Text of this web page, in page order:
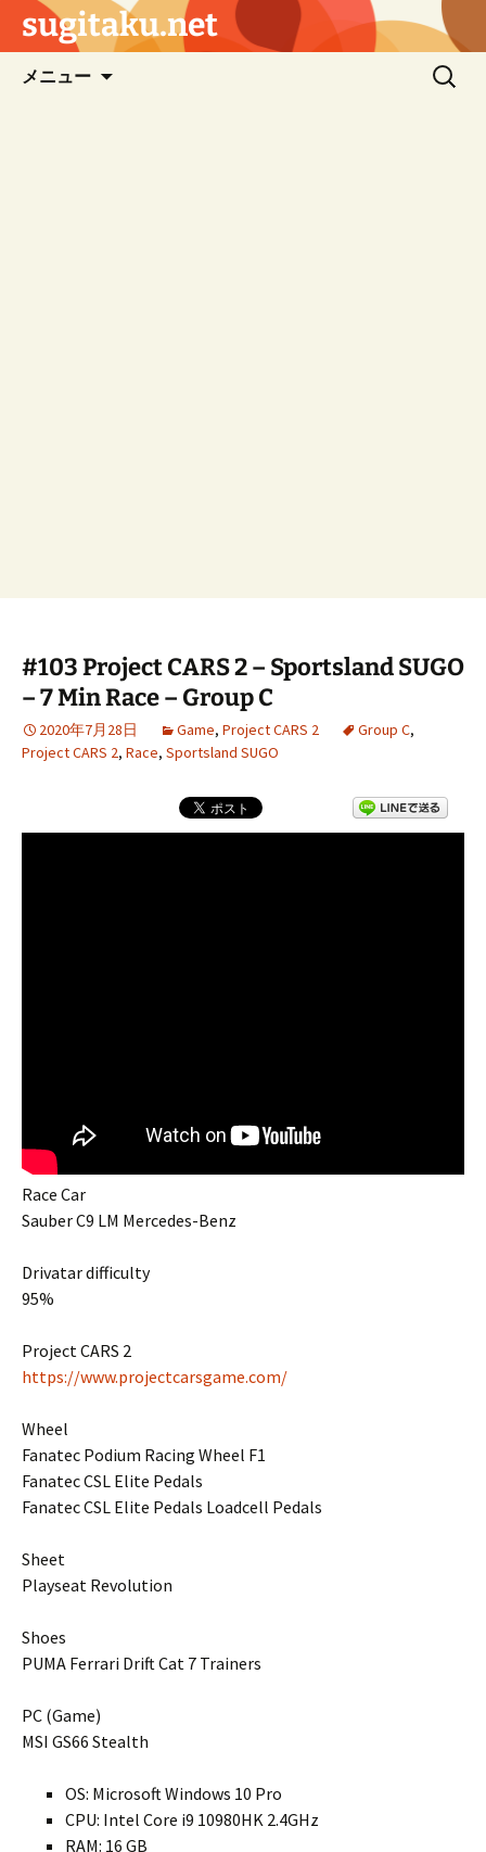
sugitaku.net
メニュー
検
#103 Project CARS 2 – Sportsland SUGO
– 7 Min Race – Group C
2020年7月28日 Game, Project CARS 2 Group C,
Project CARS 2, Race, Sportsland SUGO
Race Car
Sauber C9 LM Mercedes-Benz
Drivatar difficulty
95%
Project CARS 2
https://www.projectcarsgame.com/
Wheel
Fanatec Podium Racing Wheel F1
Fanatec CSL Elite Pedals
Fanatec CSL Elite Pedals Loadcell Pedals
Sheet
Playseat Revolution
Shoes
PUMA Ferrari Drift Cat 7 Trainers
PC (Game)
MSI GS66 Stealth
OS: Microsoft Windows 10 Pro
CPU: Intel Core i9 10980HK 2.4GHz
RAM: 16 GB